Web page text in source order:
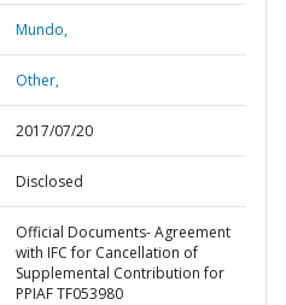
Mundo,
Other,
2017/07/20
Disclosed
Official Documents- Agreement
with IFC for Cancellation of
Supplemental Contribution for
PPIAF TF053980